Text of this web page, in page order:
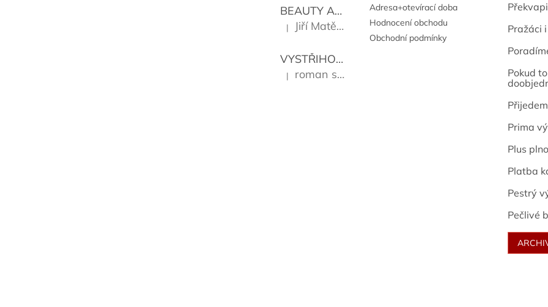
BEAUTY AND THE BEAT
Go Go's
Hodnocení produktu je 5 z 5 hvězdiček.
| Jiří Matějů
VYSTŘIHOVÁNKY - PRAŽSKÉ PAMÁTKY Kropáček
Hodnocení produktu je 5 z 5 hvězdiček.
| roman sekanina
Adresa+otevírací doba
Hodnocení obchodu
Obchodní podmínky
Pražáci
Pokud
Prima
Plus
Platba
Pestrý
Pečlivé